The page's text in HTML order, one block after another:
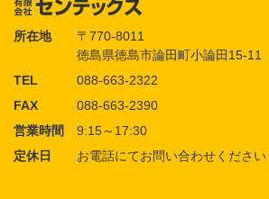
所在地
〒770-8011
徳島県徳島市論田町小論田15-11
TEL
088-663-2322
FAX
088-663-2390
営業時間
9:15～17:30
定休日
お電話にてお問い合わせください